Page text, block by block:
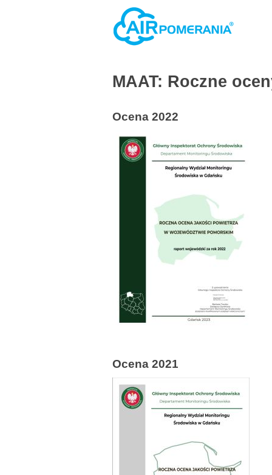
MAAT: Roczne
Ocena 2022
Ocena 2021